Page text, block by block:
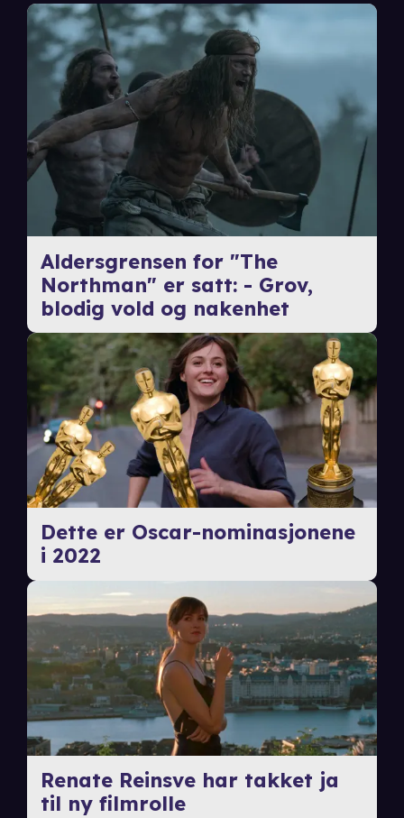
Aldersgrensen for "The
Northman" er satt: - Grov,
blodig vold og nakenhet
Dette er Oscar-nominasjonene
i 2022
Renate Reinsve har takket ja
til ny filmrolle